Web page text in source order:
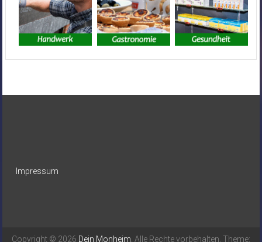
Impressum
Copyright © 2026 Dein Monheim . Alle Rechte vorbehalten. Theme: